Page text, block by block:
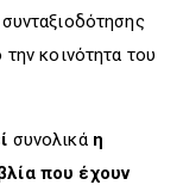
κοινότητα του
συνολικά η
που έχουν